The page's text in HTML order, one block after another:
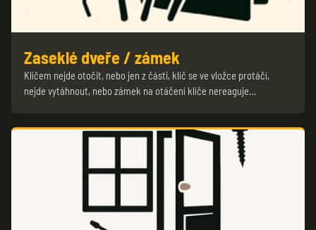
Zaseklé dveře / zámek
Klíčem nejde otočit, nebo jen z části, klíč se ve vložce protáčí,
nejde vytáhnout, nebo zámek na otáčení klíče nereaguje…